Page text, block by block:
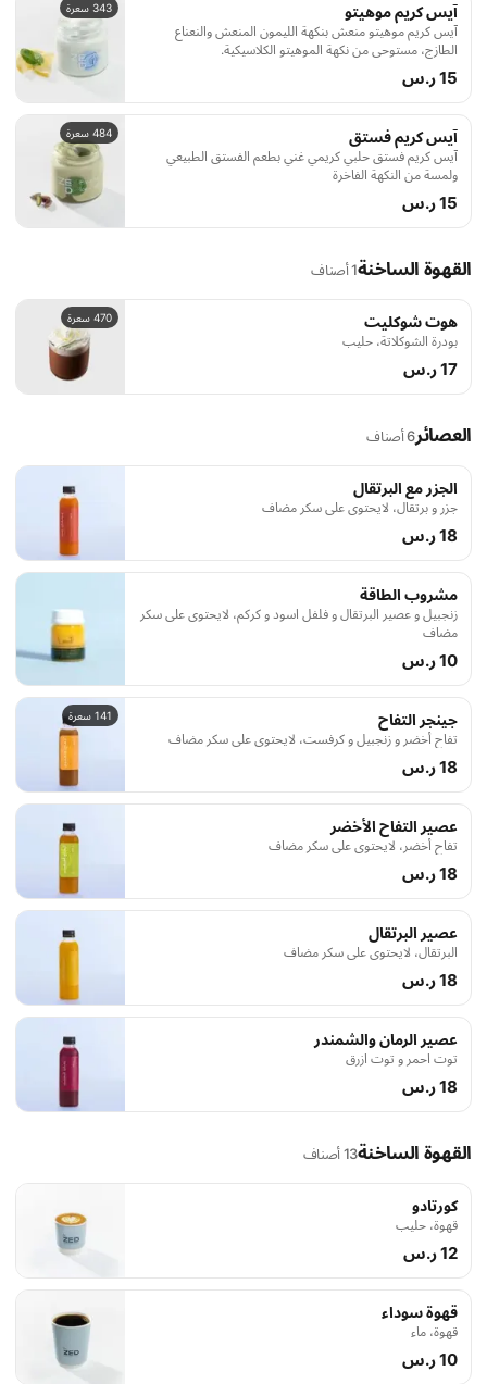
343 سعرة آيس كريم موهيتو
آيس كريم موهيتو منعش بنكهة الليمون المنعش والنعناع
الطازج، مستوحى من نكهة الموهيتو الكلاسيكية.
15 ر.س
484 سعرة آيس كريم فستق
آيس كريم فستق حلبي كريمي غني بطعم الفستق الطبيعي
ولمسة من النكهة الفاخرة
15 ر.س
القهوة الساخنة1 أصناف
470 سعرة هوت شوكليت
بودرة الشوكلاتة، حليب
17 ر.س
العصائر6 أصناف
الجزر مع البرتقال
جزر و برتقال، لايحتوى على سكر مضاف
18 ر.س
مشروب الطاقة
زنجبيل و عصير البرتقال و فلفل اسود و كركم، لايحتوى على سكر
مضاف
10 ر.س
141 سعرة جينجر التفاح
تفاح أخضر و زنجبيل و كرفست، لايحتوى على سكر مضاف
18 ر.س
عصير التفاح الأخضر
تفاح أخضر، لايحتوي على سكر مضاف
18 ر.س
عصير البرتقال
البرتقال، لايحتوى على سكر مضاف
18 ر.س
عصير الرمان والشمندر
توت احمر و توت ازرق
18 ر.س
القهوة الساخنة13 أصناف
كورتادو
قهوة، حليب
12 ر.س
قهوة سوداء
قهوة، ماء
10 ر.س